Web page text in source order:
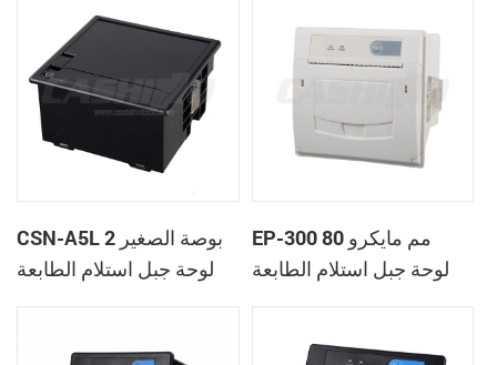
CSN-A5L 2 بوصة الصغير
لوحة جبل استلام الطابعة
EP-300 80 مم مايكرو
لوحة جبل استلام الطابعة